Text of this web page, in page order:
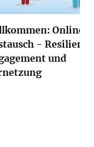
Online
- Resilienz,
und